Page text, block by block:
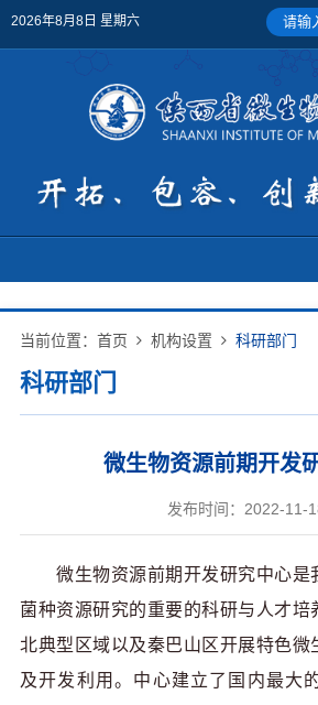
2026年8月8日 星期六
当前位置： 首页 机构设置 科研部门
科研部门
微生物资源前期开发
发布时间：2022-11-
微生物资源前期开发研究中心是
菌种资源研究的重要的科研与人才培
北典型区域以及秦巴山区开展特色微
及开发利用。中心建立了国内最大